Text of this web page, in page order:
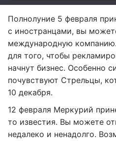
Полнолуние 5 февраля
с иностранцами, вы
международную
для того, чтобы
начнут бизнес. Особенно
почувствуют Стрельцы,
10 декабря.
12 февраля Меркурий
то известия. Вы можете
недалеко и ненадолго.